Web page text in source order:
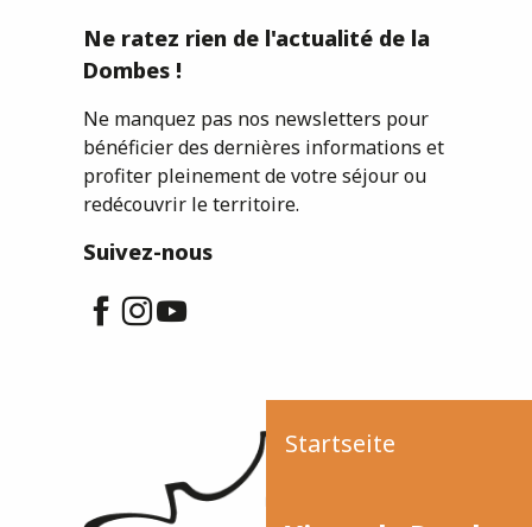
Startseite
Ne ratez rien de l'actualité de la
Dombes !
Ne manquez pas nos newsletters pour
bénéficier des dernières informations et
profiter pleinement de votre séjour ou
redécouvrir le territoire.
Suivez-nous